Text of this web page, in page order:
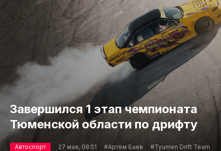
Завершился 1 этап чемпионата
Тюменской области по дрифту
Автоспорт 27 мая, 08:51 #Артём Баев #Tyumen Drift Team